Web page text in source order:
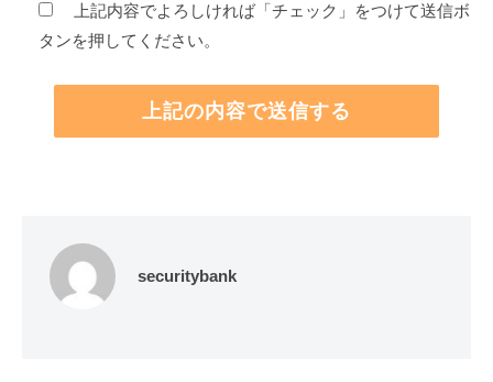
上記内容でよろしければ「チェック」をつけて送信ボ
タンを押してください。
securitybank